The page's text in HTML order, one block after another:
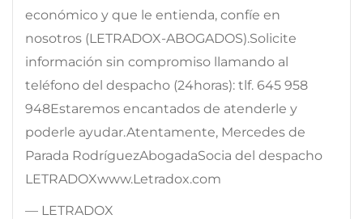
económico y que le entienda, confíe en
nosotros (LETRADOX-ABOGADOS).Solicite
información sin compromiso llamando al
teléfono del despacho (24horas): tlf. 645 958
948Estaremos encantados de atenderle y
poderle ayudar.Atentamente, Mercedes de
Parada RodríguezAbogadaSocia del despacho
LETRADOXwww.Letradox.com
— LETRADOX